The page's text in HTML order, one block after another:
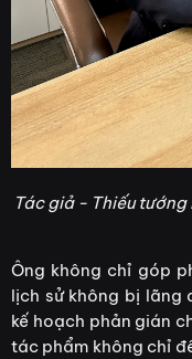
Tác giả - Thiếu
Ông không chỉ góp
lịch sử không bị lãng
kế hoạch phản gián
tác phẩm không chỉ